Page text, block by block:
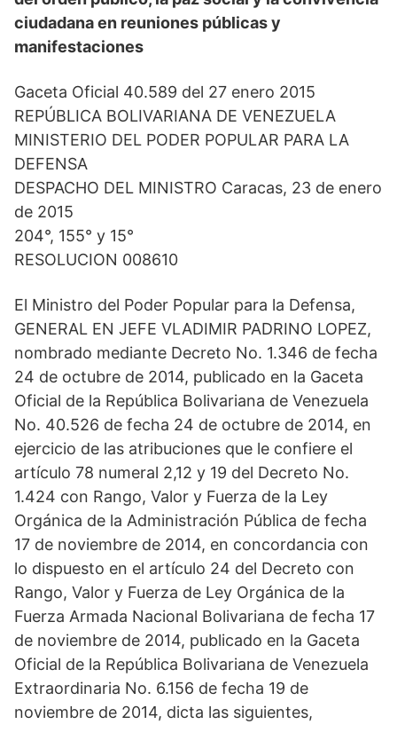
e
r
)
k
n
p
m
ciudadana en reuniones públicas y
manifestaciones
Gaceta Oficial 40.589 del 27 enero 2015
REPÚBLICA BOLIVARIANA DE VENEZUELA
MINISTERIO DEL PODER POPULAR PARA LA
DEFENSA
DESPACHO DEL MINISTRO Caracas, 23 de enero
de 2015
204°, 155° y 15°
RESOLUCION 008610
El Ministro del Poder Popular para la Defensa,
GENERAL EN JEFE VLADIMIR PADRINO LOPEZ,
nombrado mediante Decreto No. 1.346 de fecha
24 de octubre de 2014, publicado en la Gaceta
Oficial de la República Bolivariana de Venezuela
No. 40.526 de fecha 24 de octubre de 2014, en
ejercicio de las atribuciones que le confiere el
artículo 78 numeral 2,12 y 19 del Decreto No.
1.424 con Rango, Valor y Fuerza de la Ley
Orgánica de la Administración Pública de fecha
17 de noviembre de 2014, en concordancia con
lo dispuesto en el artículo 24 del Decreto con
Rango, Valor y Fuerza de Ley Orgánica de la
Fuerza Armada Nacional Bolivariana de fecha 17
de noviembre de 2014, publicado en la Gaceta
Oficial de la República Bolivariana de Venezuela
Extraordinaria No. 6.156 de fecha 19 de
noviembre de 2014, dicta las siguientes,